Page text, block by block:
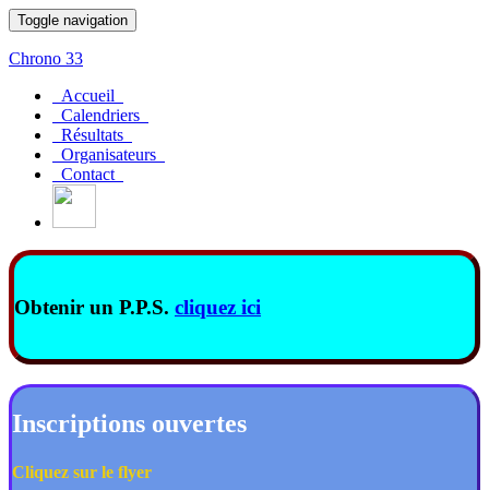
Toggle navigation
Chrono 33
Accueil
Calendriers
Résultats
Organisateurs
Contact
Obtenir un P.P.S. cliquez ici
Inscriptions ouvertes
Cliquez sur le flyer